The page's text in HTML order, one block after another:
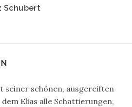
Schubert
seiner schönen, ausgereiften
Elias alle Schattierungen,